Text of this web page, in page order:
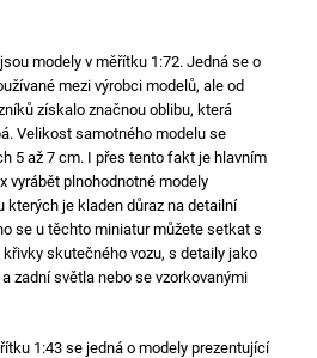
modely v měřítku 1:72. Jedná se o
mezi výrobci modelů, ale od
získalo značnou oblibu, která
Velikost samotného modelu se
5 až 7 cm. I přes tento fakt je hlavním
vyrábět plnohodnotné modely
kterých je kladen důraz na detailní
se u těchto miniatur můžete setkat s
skutečného vozu, s detaily jako
zadní světla nebo se vzorkovanými
1:43 se jedná o modely prezentující